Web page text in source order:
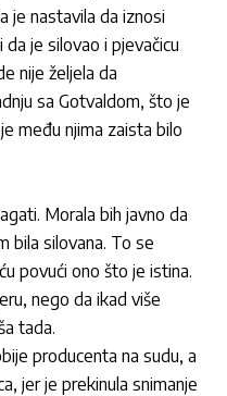
je nastavila da iznosi
je silovao i pjevačicu
nije željela da
sa Gotvaldom, što je
među njima zaista bilo
Morala bih javno da
bila silovana. To se
povući ono što je istina.
nego da ikad više
tada.
producenta na sudu, a
jer je prekinula snimanje